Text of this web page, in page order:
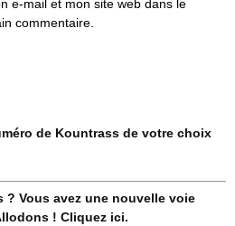
e-mail et mon site web dans le
commentaire.
de Kountrass de votre choix
? Vous avez une nouvelle voie
! Cliquez ici.